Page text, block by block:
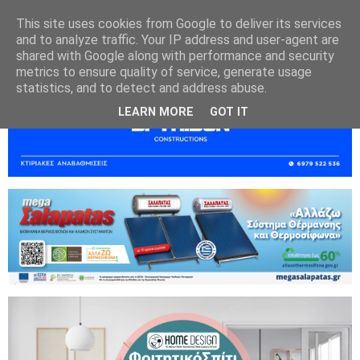
This site uses cookies from Google to deliver its services
and to analyze traffic. Your IP address and user-agent are
shared with Google along with performance and security
metrics to ensure quality of service, generate usage
statistics, and to detect and address abuse.
LEARN MORE GOT IT